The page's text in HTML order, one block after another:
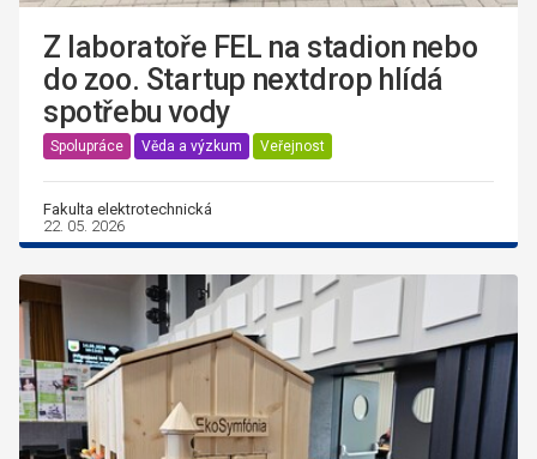
Z laboratoře FEL na stadion nebo
do zoo. Startup nextdrop hlídá
spotřebu vody
Spolupráce Věda a výzkum Veřejnost
Fakulta elektrotechnická
22. 05. 2026